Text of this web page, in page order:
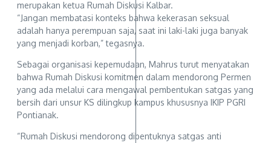
merupakan ketua Rumah Diskusi Kalbar.
“Jangan membatasi konteks bahwa kekerasan seksual
adalah hanya perempuan saja, saat ini laki-laki juga banyak
yang menjadi korban,” tegasnya.
Sebagai organisasi kepemudaan, Mahrus turut menyatakan
bahwa Rumah Diskusi komitmen dalam mendorong Permen
yang ada melalui cara mengawal pembentukan satgas yang
bersih dari unsur KS dilingkup kampus khususnya IKIP PGRI
Pontianak.
“Rumah Diskusi mendorong dibentuknya satgas anti